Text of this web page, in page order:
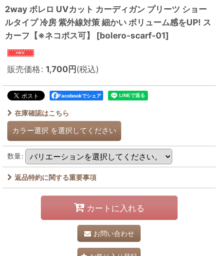
2way ボレロ UVカット カーディガン プリーツ ショー
ルタイプ 冷房 紫外線対策 細かい ボリューム感をUP! ス
カーフ【※ネコポス可】 [bolero-scarf-01]
販売価格: 1,700円(税込)
Facebookでシェア
在庫確認はこちら
カラー選択 を選択してください
数量:
返品特約に関する重要事項
カートに入れる
お問い合わせ